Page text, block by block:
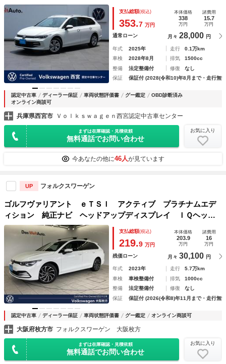
トラベルアシスト ＩＱライト ヘッドアップディスプレイ
サイドアシスト リアトラフィックアラート 電動リアゲー
ト シートヒーター
支払総額(税込)
353.7 万円
本体価格
338
万円
諸費用
15.7
万円
通常ローン 月々 28,000 円
年式 2025年 走行
0.1万km
車検
2028年8月 排気
1500cc
整備
法定整備付 修復
なし
保証
保証付 (2028(令和10)年8月まで・走行無
認定中古車 ディーラー保証 車両状態評価書 グー鑑定
OBD診断済み
オンライン商談可
兵庫県西宮市 Ｖｏｌｋｓｗａｇｅｎ西宮認定中古車センター
まずは在庫確認・見積依頼
無料通話でお問い合わせ
お気に入り
今あなたの他に46人が見ています
UP フォルクスワーゲン
ゴルフヴァリアント ｅＴＳＩ アクティブ プラチナムエデ
ィション 純正ナビ ヘッドアップディスプレイ ＩＱヘッド
ライト バックカメラ レーンチェンジアシストシステム デ
イライト ワイヤレス充電 フルセグ スマートキー ダイナ
ミックライトアシスト オートライト
支払総額(税込)
219.9 万円
本体価格
203.9
万円
諸費用
16
万円
残価ローン 月々 30,100 円
年式 2023年 走行
5.7万km
車検
車検整備付 排気
1000cc
整備
法定整備付 修復
なし
保証
保証付 (2026(令和8)年11月まで・走行無
認定中古車 ディーラー保証 車両状態評価書 グー鑑定 オンライン商談可
大阪府枚方市 フォルクスワーゲン 大阪枚方
まずは在庫確認・見積依頼
無料通話でお問い合わせ
お気に入り